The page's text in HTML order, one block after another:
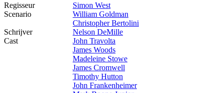
Regisseur
Simon West
Scenario
William Goldman
Christopher Bertolini
Schrijver
Nelson DeMille
Cast
John Travolta
James Woods
Madeleine Stowe
James Cromwell
Timothy Hutton
John Frankenheimer